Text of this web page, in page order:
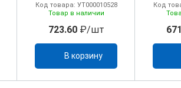
Код товара: УТ000010528
Товар в наличии
723.60₽/шт
В корзину
Код